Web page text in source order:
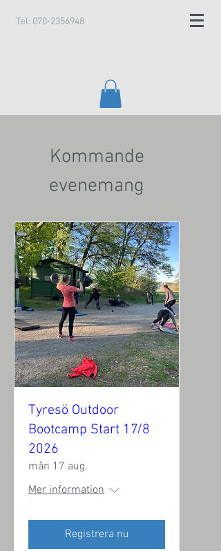
Tel: 070-2356948
Kommande
evenemang
Tyresö Outdoor
Bootcamp Start 17/8
2026
mån 17 aug.
Mer information
Registrera nu